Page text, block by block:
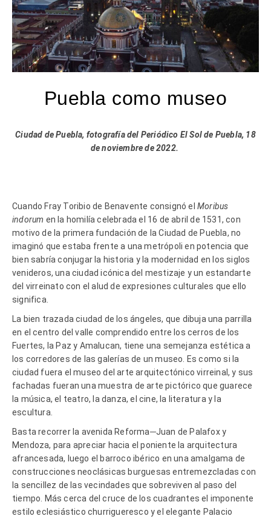
Puebla como museo
Ciudad de Puebla, fotografía del Periódico El Sol de Puebla, 18
de noviembre de 2022.
Cuando Fray Toribio de Benavente consignó el Moribus
indorum en la homilía celebrada el 16 de abril de 1531, con
motivo de la primera fundación de la Ciudad de Puebla, no
imaginó que estaba frente a una metrópoli en potencia que
bien sabría conjugar la historia y la modernidad en los siglos
venideros, una ciudad icónica del mestizaje y un estandarte
del virreinato con el alud de expresiones culturales que ello
significa.
La bien trazada ciudad de los ángeles, que dibuja una parrilla
en el centro del valle comprendido entre los cerros de los
Fuertes, la Paz y Amalucan, tiene una semejanza estética a
los corredores de las galerías de un museo. Es como si la
ciudad fuera el museo del arte arquitectónico virreinal, y sus
fachadas fueran una muestra de arte pictórico que guarece
la música, el teatro, la danza, el cine, la literatura y la
escultura.
Basta recorrer la avenida Reforma─Juan de Palafox y
Mendoza, para apreciar hacia el poniente la arquitectura
afrancesada, luego el barroco ibérico en una amalgama de
construcciones neoclásicas burguesas entremezcladas con
la sencillez de las vecindades que sobreviven al paso del
tiempo. Más cerca del cruce de los cuadrantes el imponente
estilo eclesiástico churrigueresco y el elegante Palacio